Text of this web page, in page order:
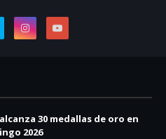
30 medallas de oro en
2026